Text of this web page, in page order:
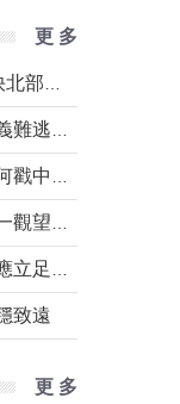
更 多
致遠
更 多